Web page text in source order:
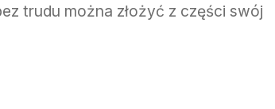
trudu można złożyć z części swój